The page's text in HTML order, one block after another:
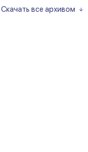
Скачать все архивом